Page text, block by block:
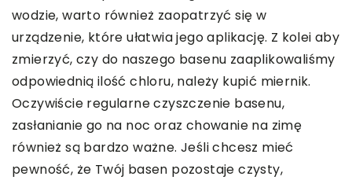
wodzie, warto również zaopatrzyć się w
urządzenie, które ułatwia jego aplikację. Z kolei aby
zmierzyć, czy do naszego basenu zaaplikowaliśmy
odpowiednią ilość chloru, należy kupić miernik.
Oczywiście regularne czyszczenie basenu,
zasłanianie go na noc oraz chowanie na zimę
również są bardzo ważne. Jeśli chcesz mieć
pewność, że Twój basen pozostaje czysty,